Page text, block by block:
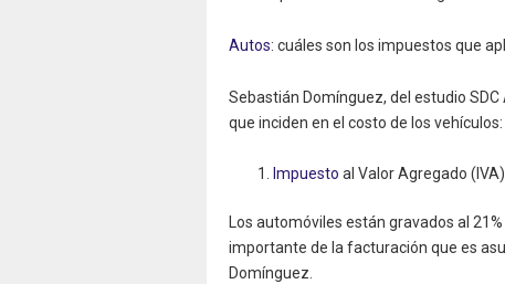
Autos: cuáles son los impuestos que
Sebastián Domínguez, del estudio
que inciden en el costo de los vehículos:
Impuesto al Valor Agregado (IVA)
Los automóviles están gravados al
importante de la facturación que es
Domínguez.